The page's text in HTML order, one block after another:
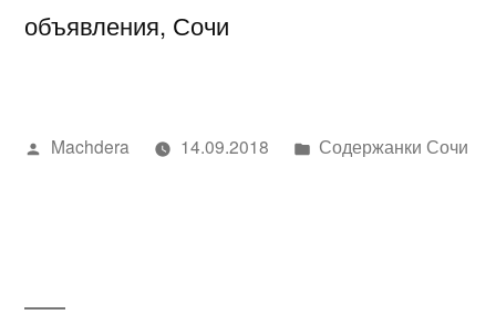
объявления, Сочи
Написано
Machdera 14.09.2018
Написано
Содержанки Сочи